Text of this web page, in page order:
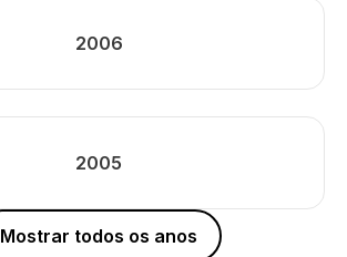
2006
2005
Mostrar todos os anos